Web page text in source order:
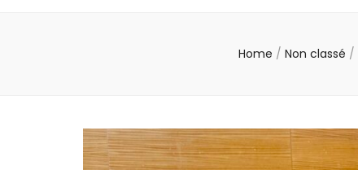
Home / Non classé /